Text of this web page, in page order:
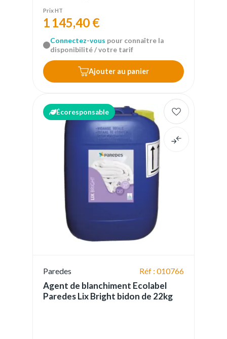
Prix HT
1 145,40 €
Connectez-vous pour connaître la
disponibilité / votre tarif
Ajouter au panier
Écoresponsable
Paredes Réf : 010766
Agent de blanchiment Ecolabel
Paredes Lix Bright bidon de 22kg